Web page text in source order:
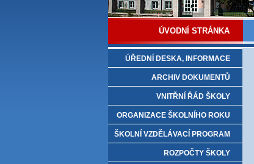
ÚVODNÍ STRÁNKA
ÚŘEDNÍ DESKA, INFORMACE
ARCHIV DOKUMENTŮ
VNITŘNÍ ŘÁD ŠKOLY
ORGANIZACE ŠKOLNÍHO ROKU
ŠKOLNÍ VZDĚLÁVACÍ PROGRAM
ROZPOČTY ŠKOLY